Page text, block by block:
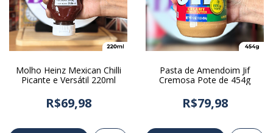
Molho Heinz Mexican Chilli
Picante e Versátil 220ml
R$69,98
Pasta de Amendoim Jif
Cremosa Pote de 454g
R$79,98